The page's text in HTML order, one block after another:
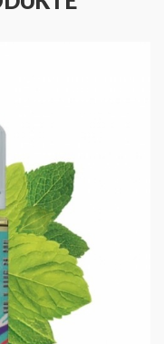
Ihr
Fusion von Beeren
Heizenberry
ein
danken!